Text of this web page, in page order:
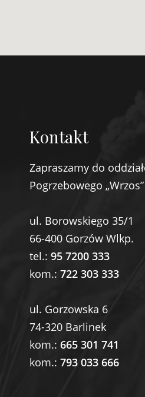
Kontakt
Zapraszamy do
Pogrzebowego „Wrzos”
ul. Borowskiego 35/1
66-400 Gorzów Wlkp.
tel.: 95 7200 333
kom.: 722 303 333
ul. Gorzowska 6
74-320 Barlinek
kom.: 665 301 741
kom.: 793 033 666